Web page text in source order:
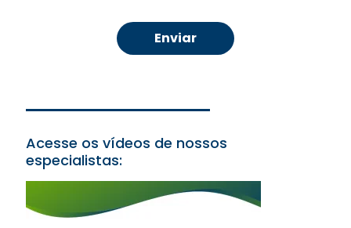
Acesse os vídeos de nossos
especialistas: